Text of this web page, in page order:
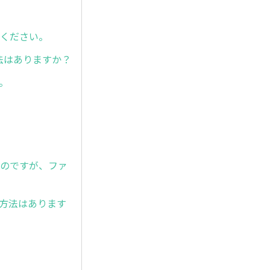
ださい。
ありますか？
ですが、ファ
法はあります